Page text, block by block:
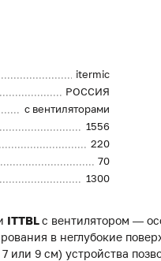
itermic
РОССИЯ
с вентиляторами
1556
220
70
1300
ITTBLс вентилятором —
в неглубокие
или 9 см) устройства